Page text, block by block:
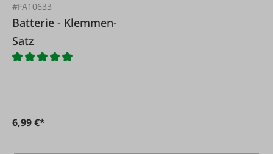
#FA10633
Batterie - Klemmen-
Satz
6,99 €*